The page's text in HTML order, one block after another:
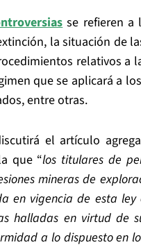
se refieren a
la situación de
relativos a
que se aplicará a
entre otras.
el artículo
que “los titulares de
mineras de
en vigencia de esta ley
halladas en virtud de
a lo dispuesto en